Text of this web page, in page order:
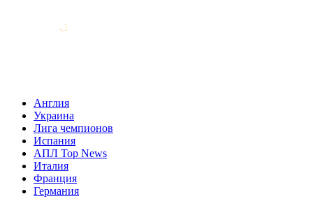
Англия
Украина
Лига чемпионов
Испания
АПЛ Top News
Италия
Франция
Германия